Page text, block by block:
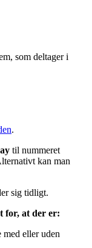
som deltager i
.
til nummeret
kan man
sig tidligt.
for, at der er:
med eller uden